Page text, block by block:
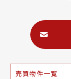
売買物件一覧